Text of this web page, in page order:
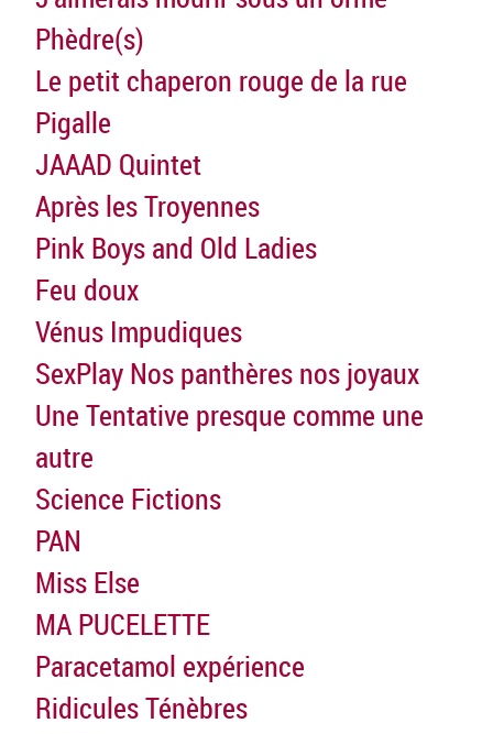
Phèdre(s)
Le petit chaperon rouge de la rue
Pigalle
JAAAD Quintet
Après les Troyennes
Pink Boys and Old Ladies
Feu doux
Vénus Impudiques
SexPlay Nos panthères nos joyaux
Une Tentative presque comme une
autre
Science Fictions
PAN
Miss Else
MA PUCELETTE
Paracetamol expérience
Ridicules Ténèbres